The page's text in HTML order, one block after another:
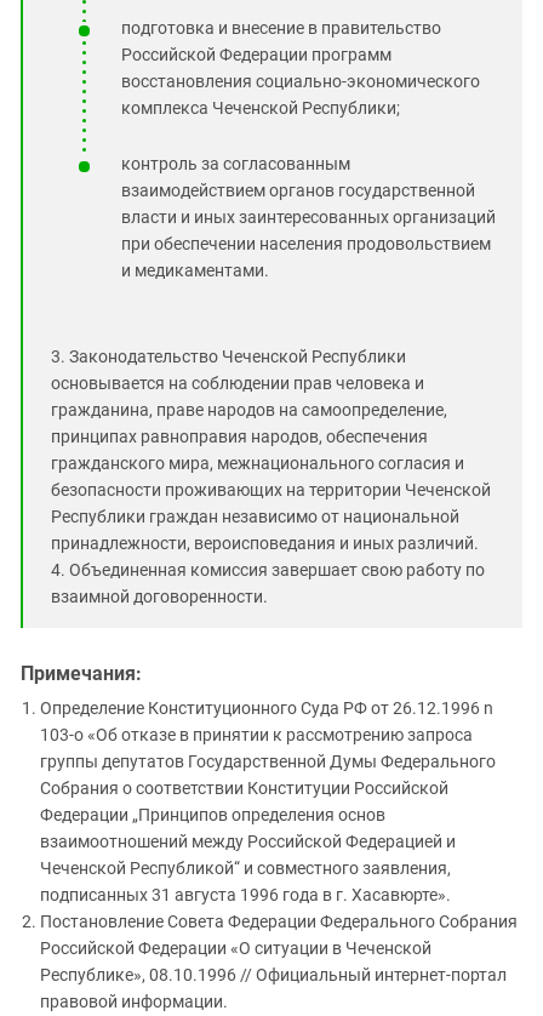
подготовка и внесение в правительство
Российской Федерации программ
восстановления социально-экономического
комплекса Чеченской Республики;
контроль за согласованным
взаимодействием органов государственной
власти и иных заинтересованных организаций
при обеспечении населения продовольствием
и медикаментами.
3. Законодательство Чеченской Республики
основывается на соблюдении прав человека и
гражданина, праве народов на самоопределение,
принципах равноправия народов, обеспечения
гражданского мира, межнационального согласия и
безопасности проживающих на территории Чеченской
Республики граждан независимо от национальной
принадлежности, вероисповедания и иных различий.
4. Объединенная комиссия завершает свою работу по
взаимной договоренности.
Примечания:
Определение Конституционного Суда РФ от 26.12.1996 n
103-о «Об отказе в принятии к рассмотрению запроса
группы депутатов Государственной Думы Федерального
Собрания о соответствии Конституции Российской
Федерации „Принципов определения основ
взаимоотношений между Российской Федерацией и
Чеченской Республикой“ и совместного заявления,
подписанных 31 августа 1996 года в г. Хасавюрте».
Постановление Совета Федерации Федерального Собрания
Российской Федерации «О ситуации в Чеченской
Республике», 08.10.1996 // Официальный интернет-портал
правовой информации.